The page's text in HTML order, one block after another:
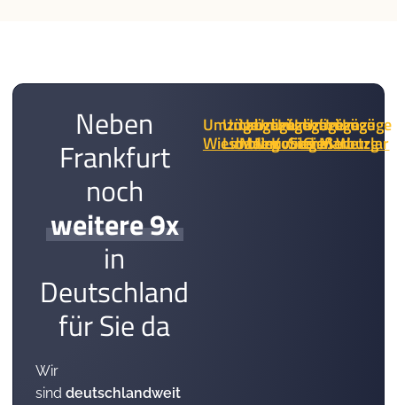
Neben
Frankfurt
noch
weitere 9x
in
Deutschland
für Sie da
Wir
sind deutschlandweit
Umzüge
Wiesbaden
Umzüge
Limburg
Umzüge
Mainz
Umzüge
Neuwied
Umzüge
Koblenz
Umzüge
Siegen
Umzüge
Gießen
Umzüge
Marburg
Umzüge
Wetzlar